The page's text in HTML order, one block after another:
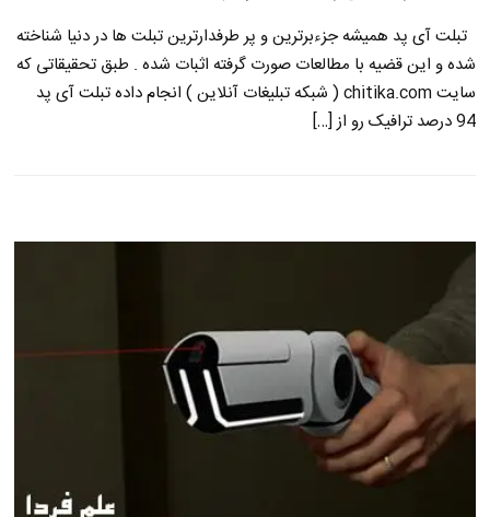
تبلت آی پد همیشه جزءبرترین و پر طرفدارترین تبلت ها در دنیا شناخته
شده و این قضیه با مطالعات صورت گرفته اثبات شده . طبق تحقیقاتی که
سایت chitika.com ( شبکه تبلیغات آنلاین ) انجام داده تبلت آی پد
94 درصد ترافیک رو از […]